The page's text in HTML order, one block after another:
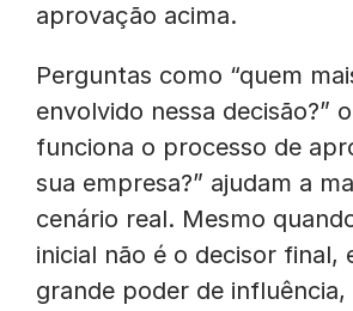
aprovação acima.
Perguntas como “quem
envolvido nessa decisão?”
funciona o processo de
sua empresa?” ajudam a
cenário real. Mesmo
inicial não é o decisor final,
grande poder de influência,